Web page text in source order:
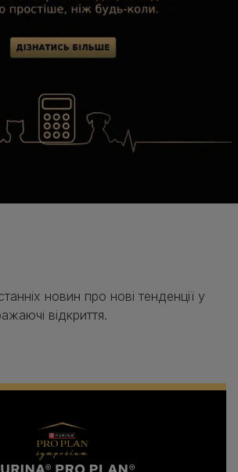
новин про нові тенденції у
відкриття.